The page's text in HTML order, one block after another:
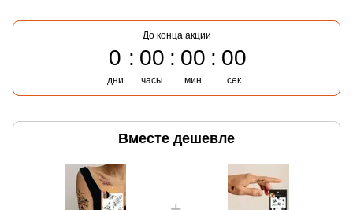
До конца акции
0
дни
00
часы
00
мин
00
сек
Вместе дешевле